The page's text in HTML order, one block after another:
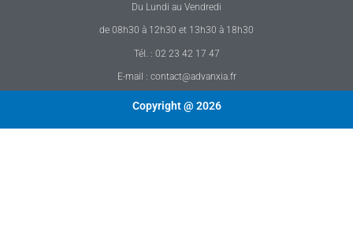
Du Lundi au Vendredi
de 08h30 à 12h30 et 13h30 à 18h30
Tél. : 02 23 42 17 47
E-mail : contact@advanxia.fr
Copyright @ 2026